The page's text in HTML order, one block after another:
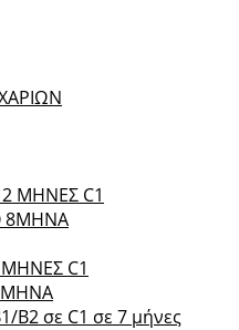
ΜΗΝΕΣ C1
8ΜΗΝΑ
ΜΗΝΕΣ C1
B2 σε C1 σε 7 μήνες